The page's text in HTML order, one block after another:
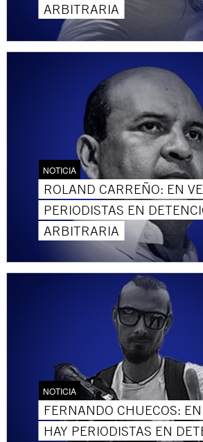
ARBITRARIA
NOTICIA
ROLAND CARREÑO: EN
PERIODISTAS EN
ARBITRARIA
NOTICIA
FERNANDO CHUECOS:
HAY PERIODISTAS EN